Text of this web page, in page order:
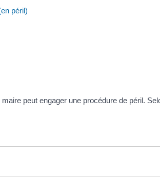
péril)
peut engager une procédure de péril.